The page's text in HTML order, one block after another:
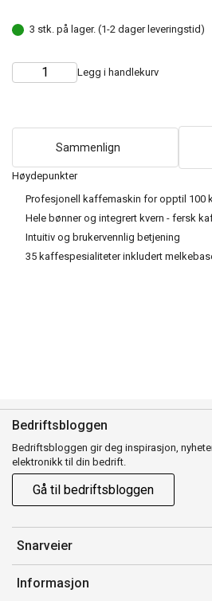
Høydepunkter
Profesjonell kaffemaskin for opptil 100
Hele bønner og integrert kvern - fersk
Intuitiv og brukervennlig betjening
35 kaffespesialiteter inkludert
3 stk. på lager. (1-2 dager leveringstid)
Choose
Quantity Legg i handlekurv
Sammenlign
Bedriftsbloggen
Bedriftsbloggen gir deg inspirasjon,
elektronikk til din bedrift.
Gå til bedriftsbloggen
Snarveier
Min side
Informasjon